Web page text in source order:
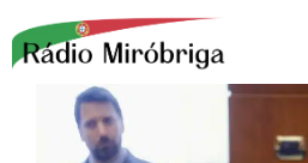
para
conteúdo